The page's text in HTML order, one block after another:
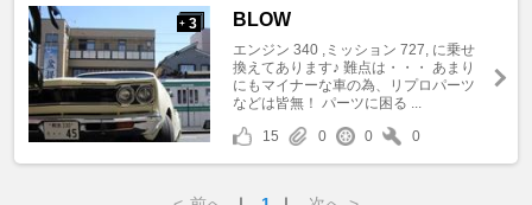
+ 3 BLOW
エンジン 340 ,ミッション 727, に乗せ
換えてあります♪ 難点は・・・ あまり
にもマイナーな車の為、リプロパーツ
などは皆無！ パーツに困る ...
15
0 0 0